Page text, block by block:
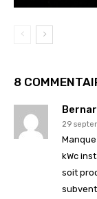
8
29
kWc
soit